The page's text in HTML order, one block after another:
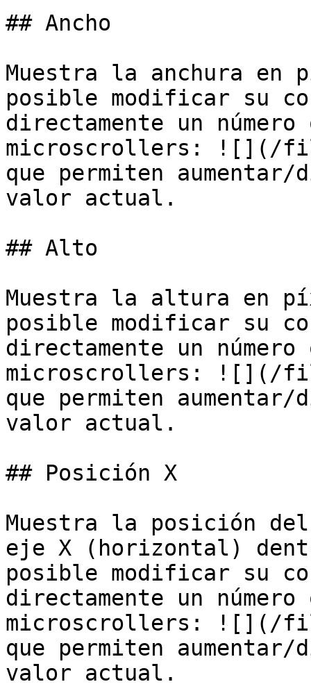
## Ancho
Muestra la anchura
posible modificar su
directamente un
microscrollers: ![](/
que permiten
valor actual.
## Alto
Muestra la altura en
posible modificar su
directamente un
microscrollers: ![](/
que permiten
valor actual.
## Posición X
Muestra la posición
eje X (horizontal)
posible modificar su
directamente un
microscrollers: ![](/
que permiten
valor actual.